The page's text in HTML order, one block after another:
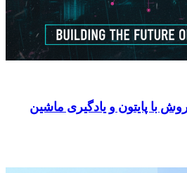
با پایتون و یادگیری ماشین